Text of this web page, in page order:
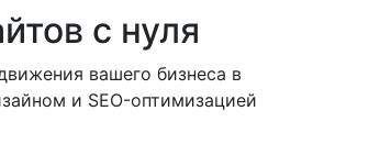
с нуля
вашего бизнеса в
и SEO-оптимизацией